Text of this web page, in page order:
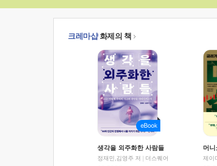
크레마샵화제의 책
생각을 외주화한 사람들
정재민,김영주 저
더스퀘어
머